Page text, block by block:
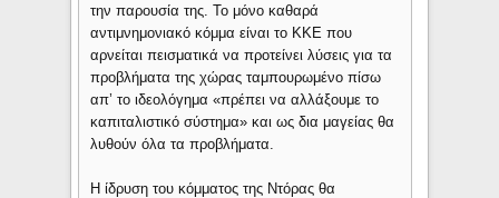
την παρουσία της. Το μόνο καθαρά
αντιμνημονιακό κόμμα είναι το ΚΚΕ που
αρνείται πεισματικά να προτείνει λύσεις για τα
προβλήματα της χώρας ταμπουρωμένο πίσω
απ’ το ιδεολόγημα «πρέπει να αλλάξουμε το
καπιταλιστικόσύστημα» και ως δια μαγείας θα
λυθούν όλα τα προβλήματα.
Η ίδρυση του κόμματος της Ντόρας θα